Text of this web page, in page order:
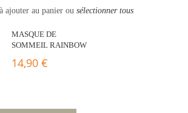
ajouter au panier ou sélectionner tous
MASQUE DE
SOMMEIL RAINBOW
14,90 €